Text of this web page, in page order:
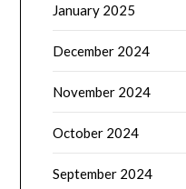
January 2025
December 2024
November 2024
October 2024
September 2024